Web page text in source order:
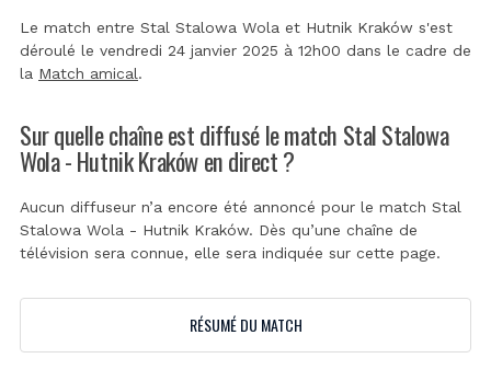
Le match entre Stal Stalowa Wola et Hutnik Kraków s'est
déroulé le vendredi 24 janvier 2025 à 12h00 dans le cadre de
la Match amical.
Sur quelle chaîne est diffusé le match Stal Stalowa
Wola - Hutnik Kraków en direct ?
Aucun diffuseur n’a encore été annoncé pour le match Stal
Stalowa Wola - Hutnik Kraków. Dès qu’une chaîne de
télévision sera connue, elle sera indiquée sur cette page.
RÉSUMÉ DU MATCH